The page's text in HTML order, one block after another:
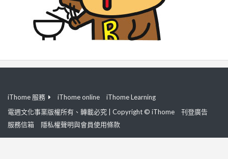
iThome 服務 iThome online
iThome Learning
電週文化事業版權所有、轉載必究 | Copyright © iThome
刊登廣告
服務信箱
隱私權聲明與會員使用條款